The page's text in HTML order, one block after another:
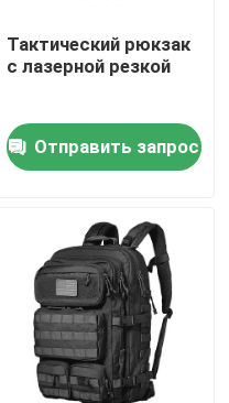
Тактический рюкзак
с лазерной резкой
Отправить запрос